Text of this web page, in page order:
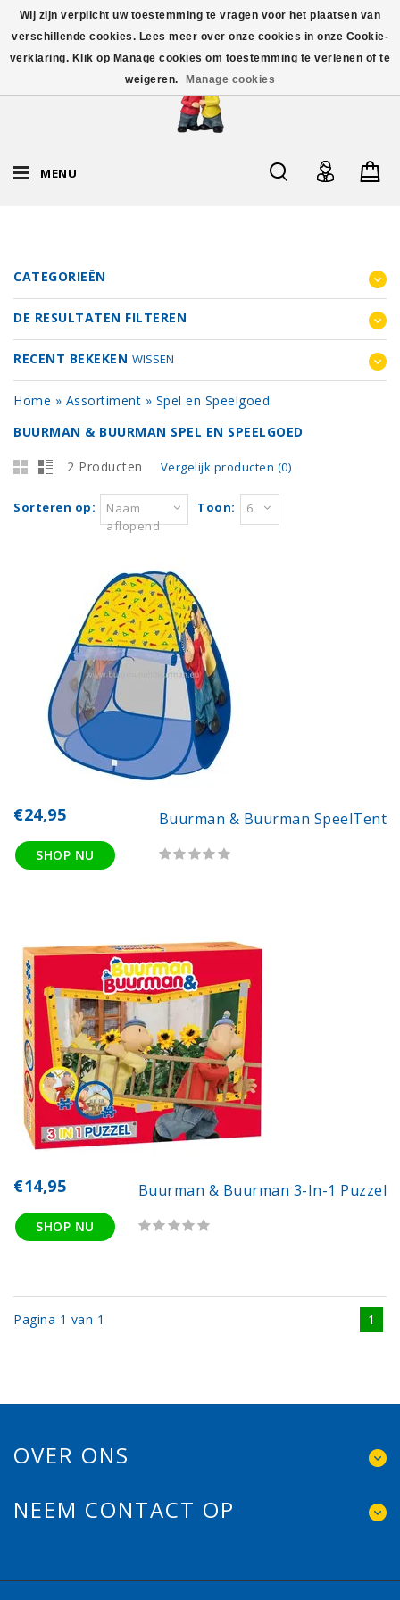
MENU
CATEGORIEËN
DE RESULTATEN FILTEREN
RECENT BEKEKEN WISSEN
Home » Assortiment » Spel en Speelgoed
BUURMAN & BUURMAN SPEL EN SPEELGOED
2 Producten Vergelijk producten (0)
Sorteren op:
Naam
aflopend
Toon: 6
Buurman & Buurman SpeelTent
€24,95
SHOP NU
Buurman & Buurman 3-In-1 Puzzel
€14,95
SHOP NU
Pagina 1 van 1 1
OVER ONS
NEEM CONTACT OP
Wij zijn verplicht uw toestemming te vragen voor het plaatsen van
verschillende cookies. Lees meer over onze cookies in onze Cookie-
verklaring. Klik op Manage cookies om toestemming te verlenen of te
weigeren.
Manage cookies